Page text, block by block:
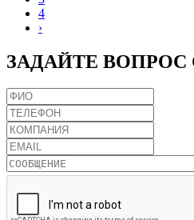
4
›
ЗАДАЙТЕ ВОПРОС